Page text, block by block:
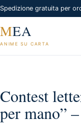
Spedizione gratuita per
MEA
ANIME SU CARTA
Contest
per mano”